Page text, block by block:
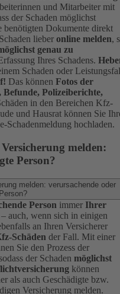
und Mitarbeiter mit
der Schaden möglichst
Dokumente direkt
lieber online melden,
genau zu
Ihres Schadens.
Schaden oder
Das können Fotos der
Befunde, Polizeiberichte,
in den Bereichen Kfz-
und Hausrat können Sie
Schadenmeldung hochladen.
melden:
Person?
melden: verursachende oder
Person immer Ihrer
– auch, wenn sich in einigen
an Ihren Versicherer
Schäden der Fall. Mit einer
Sie den Prozess der
der Schaden möglichst
können
als auch Geschädigte bzw.
Versicherung melden.